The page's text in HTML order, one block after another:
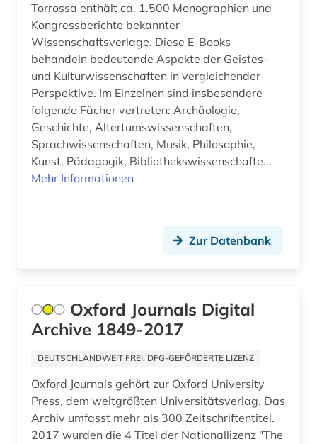
psychologie (2)
pädagogik (2)
quelle (2)
recherchetool (1)
recht (6)
rechtswissenschaft (3)
slavistik (2)
soziale systeme (1)
sozialer wandel (1)
Torrossa enthält ca. 1.500 Monographien und
Kongressberichte bekannter
Wissenschaftsverlage. Diese E-Books
behandeln bedeutende Aspekte der Geistes-
und Kulturwissenschaften in vergleichender
Perspektive. Im Einzelnen sind insbesondere
folgende Fächer vertreten: Archäologie,
Geschichte, Altertumswissenschaften,
Sprachwissenschaften, Musik, Philosophie,
Kunst, Pädagogik, Bibliothekswissenschafte...
Mehr Informationen
Zur Datenbank
Oxford Journals Digital
Archive 1849-2017
DEUTSCHLANDWEIT FREI, DFG-GEFÖRDERTE LIZENZ
Oxford Journals gehört zur Oxford University
Press, dem weltgrößten Universitätsverlag. Das
Archiv umfasst mehr als 300 Zeitschriftentitel.
2017 wurden die 4 Titel der Nationallizenz "The